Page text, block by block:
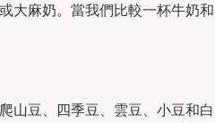
大麻奶。當我們比較一杯牛奶和
山豆、四季豆、雲豆、小豆和白